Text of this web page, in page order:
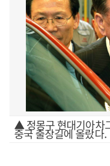
▲ 정몽구 현대기아차
중국 출장길에 올랐다.